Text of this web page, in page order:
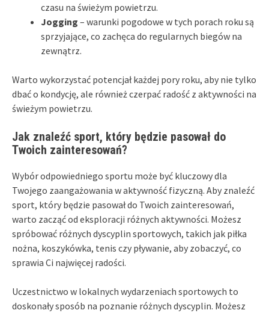
czasu na świeżym powietrzu.
Jogging – warunki pogodowe w tych porach roku są
sprzyjające, co zachęca do regularnych biegów na
zewnątrz.
Warto wykorzystać potencjał każdej pory roku, aby nie tylko
dbać o kondycję, ale również czerpać radość z aktywności na
świeżym powietrzu.
Jak znaleźć sport, który będzie pasował do
Twoich zainteresowań?
Wybór odpowiedniego sportu może być kluczowy dla
Twojego zaangażowania w aktywność fizyczną. Aby znaleźć
sport, który będzie pasował do Twoich zainteresowań,
warto zacząć od eksploracji różnych aktywności. Możesz
spróbować różnych dyscyplin sportowych, takich jak piłka
nożna, koszykówka, tenis czy pływanie, aby zobaczyć, co
sprawia Ci najwięcej radości.
Uczestnictwo w lokalnych wydarzeniach sportowych to
doskonały sposób na poznanie różnych dyscyplin. Możesz